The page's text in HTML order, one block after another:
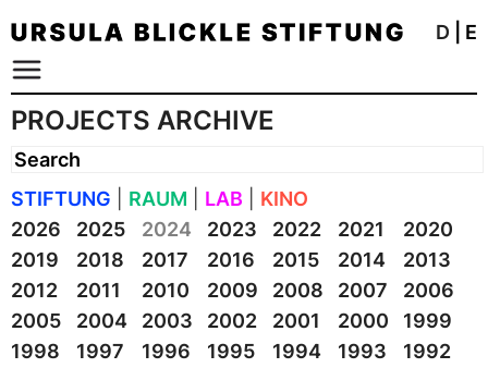
D E
PROJECTS ARCHIVE
STIFTUNG RAUM LAB
KINO
2026
2025 2024 2023 2022 2021
2020
2019
2018 2017 2016 2015 2014
2013
2012
2011 2010 2009 2008 2007
2006
2005
2004 2003 2002 2001 2000
1999
1998
1997 1996 1995 1994 1993
1992